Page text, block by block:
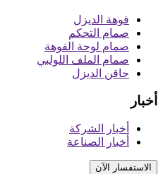
فوهة الديزل
صمام التحكم
صمام لوحة الفوهة
صمام الملف اللولبي
حاقن الديزل
أخبار
أخبار الشركة
أخبار الصناعة
الاستفسار الآن